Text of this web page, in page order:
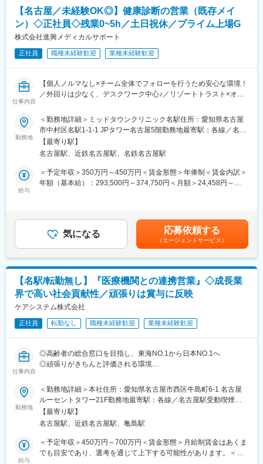
【名古屋／未経験OK◎】健康診断の営業（既存メイ
ン）◇正社員◇残業0~5h／土日祝休／プライム上場G
株式会社進興メディカルサポート
正社員 職種未経験歓迎 業種未経験歓迎
仕事内容
【個人ノルマなし×チーム全体でフォローを行うため安心な環境！
／外回りは少なく、デスクワーク中心♪／リゾートトラスト×オリ
■業務内容
当社の営業として、名古屋近辺の企業に企業健診（健康診断や人
間ドック等）の提案営業をお任せします。管理部門（総務・人事
など）の担当者宛に企業検診の提携先クリニックとして、ご契約
いただけるように提案を行います。
・見積書や契約書の作成等
・その他付随する事務処理
丁寧なヒアリングや問い合わせへの早く正確な対応ができる方が
活躍しています。
・新規：名古屋駅近郊の企業をメインとした新規契約の獲得を行
います。会社において健康診断は受診必須であるため提案の場は
設けていいただきやすいです。
・既存：年に一度の定期健康診断のスケジュール調整が主たる業
務ですが、継続的な関係性構築のため顧客との日頃から良好なコ
ミュニケーションを必要とします。
■入社後の流れ・働く環境：
す。OJTにてフォロー体制が整っておりますので、業界未経験の
方でも安心して仕事に取り組んでいただけます。また、個人のノ
ルマはなくチーム全体で目標達成に努めています。
課長、課長代理、課長補佐、主任、一般職員の計5名で構成されて
0~5h、有給消化率97%、退職率8%と働きやすい環境でプライベ
ートも充実させることが可能です。
勤務地
＜勤務地詳細＞ミッドタウンクリニック名駅住所：愛知県名古屋
市中村区名駅1-1-1 JPタワー名古屋5階勤務地最寄駅：各線／名古
屋駅受動喫煙対策：屋内全面禁煙変更の範囲：会社の定める事業
所
【最寄り駅】
名古屋駅、近鉄名古屋駅、名鉄名古屋駅
給与
＜予定年収＞350万円～450万円＜賃金形態＞年俸制＜賃金内訳＞
年額（基本給）：293,500円～374,750円＜月額＞24,458円～
単位で管理）賃金はあくまでも目安の金額であり、選考を通じて
上下する可能性があります。月給(月額)は固定手当を含めた表記で
す。
気になる 応募依頼する
（エージェントサービス）
【名駅/転勤無し】『医療機関との連携営業』◇成長業
界で高い社会貢献性／頑張りは賞与に反映
ケアシステム株式会社
正社員 転勤なし 職種未経験歓迎 業種未経験歓迎
仕事内容
◎高齢者の総合窓口を目指し、東海NO.1から日本NO.1へ
◎頑張りがきちんと評価される環境
■概要
成果を出しても昇格や昇給は“空き待ち”。私たちは、それでは意欲
ある人材の力は活かせないと考えています。
ケアシステムでは現在、増員に伴い組織の多層化を進めていま
す。
現場で圧倒的な成果を上げることが、マネジメントを担うための
勤務地
＜勤務地詳細＞本社住所：愛知県名古屋市西区牛島町6-1 名古屋
ルーセントタワー21F勤務地最寄駅：各線／名古屋駅受動喫煙対
策：屋内喫煙可能場所あり変更の範囲：会社の定める事業所
【最寄り駅】
名古屋駅、近鉄名古屋駅、亀島駅
給与
＜予定年収＞450万円～700万円＜賃金形態＞月給制賃金はあくま
でも目安であり、選考を通じて上下する可能性があります。＜賃